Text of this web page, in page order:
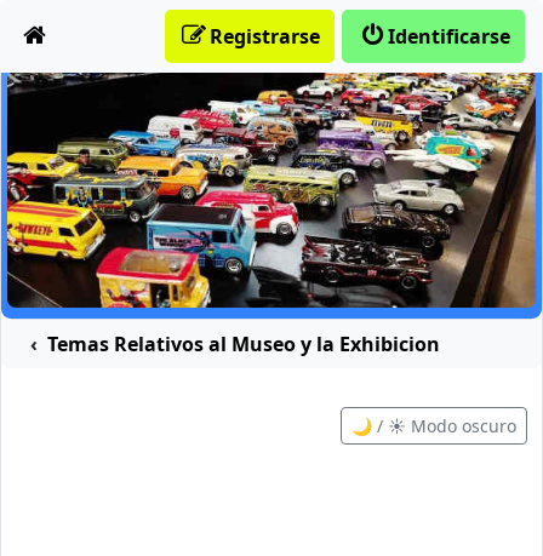
Identificarse
Registrarse
Temas Relativos al Museo y la Exhibicion
🌙 / ☀️ Modo oscuro